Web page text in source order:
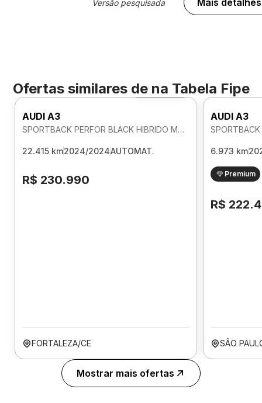
Versão pesquisada Mais detalhes
Ofertas similares de na Tabela Fipe
Foto 360º
AUDI A3
SPORTBACK PERFOR BLACK HIBRIDO MHEV 2.0 AUTOMATICO
22.415 km2024/2024AUTOMAT.
R$ 230.990
FORTALEZA/CE
AUDI A3
6.973 km
Premium
R$
SÃO
Mostrar mais ofertas